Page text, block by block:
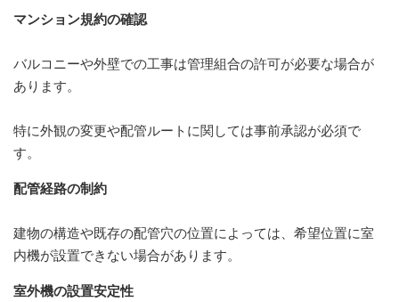
マンション規約の確認
バルコニーや外壁での工事は管理組合の許可が必要な場合が
あります。
特に外観の変更や配管ルートに関しては事前承認が必須で
す。
配管経路の制約
建物の構造や既存の配管穴の位置によっては、希望位置に室
内機が設置できない場合があります。
室外機の設置安定性